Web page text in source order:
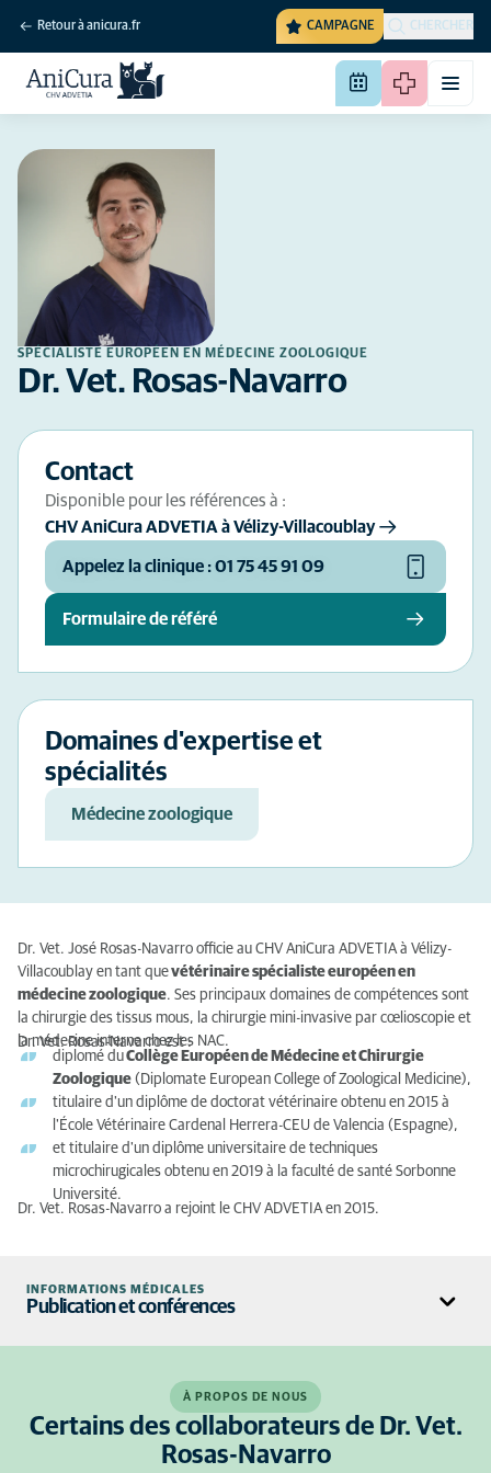
Retour à anicura.fr CAMPAGNE CHERCHER
SPÉCIALISTE EUROPÉEN EN MÉDECINE ZOOLOGIQUE
Dr. Vet. Rosas-Navarro
Contact
Disponible pour les références à :
CHV AniCura ADVETIA à Vélizy-Villacoublay
Appelez la clinique : 01 75 45 91 09
Formulaire de référé
Domaines d'expertise et
spécialités
Médecine zoologique
Dr. Vet. José Rosas-Navarro officie au CHV AniCura ADVETIA à Vélizy-
Villacoublay en tant quevétérinaire spécialiste européen en
médecine zoologique. Ses principaux domaines de compétences sont
la chirurgie des tissus mous, la chirurgie mini-invasive par cœlioscopie et
la médecine interne chez les NAC.
Dr. Vet. Rosas-Navarro est :
diplomé duCollège Européen de Médecine et Chirurgie
Zoologique (Diplomate European College of Zoological Medicine),
titulaire d'un diplôme de doctorat vétérinaire obtenu en 2015 à
l'École Vétérinaire Cardenal Herrera-CEU de Valencia (Espagne),
et titulaire d'un diplôme universitaire de techniques
microchirugicales obtenu en 2019 à la faculté de santé Sorbonne
Université.
Dr. Vet. Rosas-Navarro a rejoint le CHV ADVETIA en 2015.
Publication et conférences
INFORMATIONS MÉDICALES
Stabilization of a vertebral fracture by a monolateral external
fixator placed percutaneously with fluoroscopy guidance in a
rabbit (Oryctolagus cuniculus)”J. Rosas-Navarro, C. Paoletti,
JF. Quinton, D. Rossetti. Journal of the American Veterinary
À PROPOS DE NOUS
Certains des collaborateurs de Dr. Vet.
Rosas-Navarro